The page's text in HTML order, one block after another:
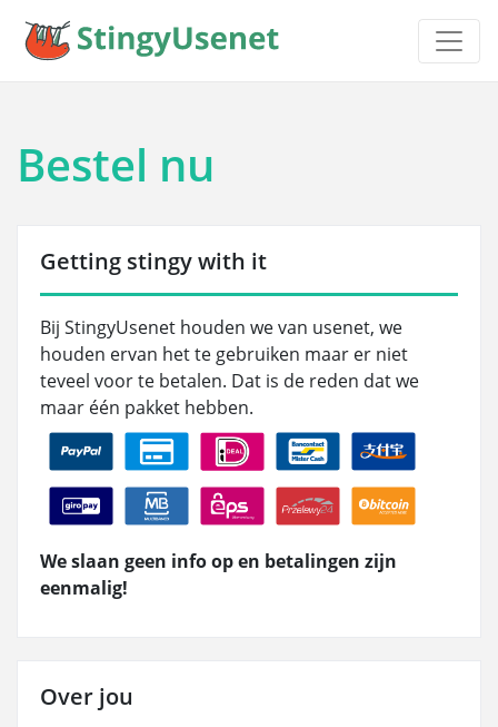
Bestel nu
Getting stingy with it
Bij StingyUsenet houden we van usenet, we
houden ervan het te gebruiken maar er niet
teveel voor te betalen. Dat is de reden dat we
maar één pakket hebben.
We slaan geen info op en betalingen zijn
eenmalig!
Over jou